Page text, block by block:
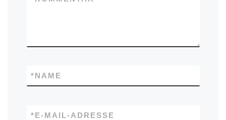
NAME
*
E-MAIL-ADRESSE
*